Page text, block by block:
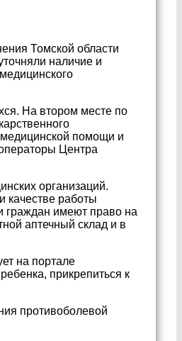
Томской области
наличие и
На втором месте по
медицинской помощи и
Центра
организаций.
качестве работы
граждан имеют право на
аптечный склад и в
на портале
прикрепиться к
противоболевой